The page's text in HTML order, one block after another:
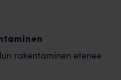
rakentaminen etenee